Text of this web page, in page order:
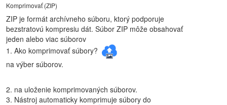
Komprimovať (ZIP)
ZIP je formát archívneho súboru, ktorý podporuje
bezstratovú kompresiu dát. Súbor ZIP môže obsahovať
jeden alebo viac súborov
1. Ako komprimovať súbory?
na výber súborov.
2. na uloženie komprimovaných súborov.
3. Nástroj automaticky komprimuje súbory do